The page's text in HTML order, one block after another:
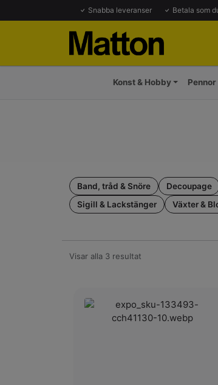
Snabba leveranser Betala som
Konst & Hobby
Band, tråd & Snöre Decoupage
Sigill & Lackstänger
Växter &
Visar alla 3 resultat